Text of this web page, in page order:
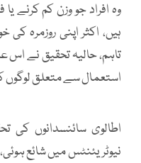
وہ افراد جو وزن کم کرنے
ہیں، اکثر اپنی روزمرہ
تاہم، حالیہ تحقیق نے اس
استعمال سے متعلق
اطالوی سائنسدانوں
نیوٹریئنٹس میں شائع